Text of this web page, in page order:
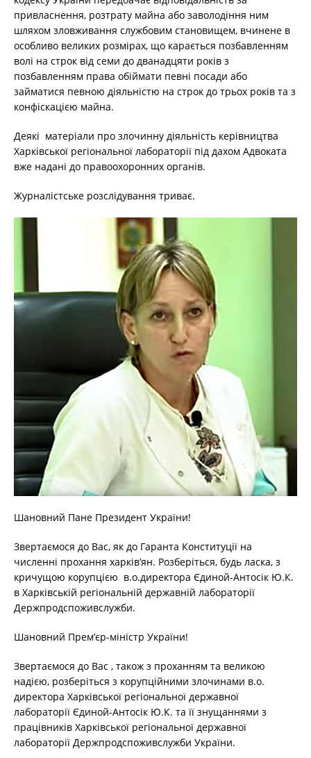
привласнення, розтрату майна або заволодіння ним
шляхом зловживання службовим становищем, вчинене в
особливо великих розмірах, що карається позбавленням
волі на строк від семи до дванадцяти років з
позбавленням права обіймати певні посади або
займатися певною діяльністю на строк до трьох років та з
конфіскацією майна.
Деякі матеріали про злочинну діяльність керівництва
Харківської регіональної лабораторії під дахом Адвоката
вже надані до правоохоронних органів.
Журналістське розслідування триває.
Шановний Пане Президент України!
Звертаємося до Вас, як до Гаранта Конституції на
численні прохання харків’ян. Розберіться, будь ласка, з
кричущою корупцією в.о.директора Єдиной-Антосік Ю.К.
в Харківській регіональній державній лабораторії
Держпродспоживслужби.
Шановний Премʼєр-міністр України!
Звертаємося до Вас , також з проханням та великою
надією, розберіться з корупційними злочинами в.о.
директора Харківської регіональної державної
лабораторії Єдиной-Антосік Ю.К. та її знущаннями з
працівників Харківської регіональної державної
лабораторії Держпродспоживслужби України.